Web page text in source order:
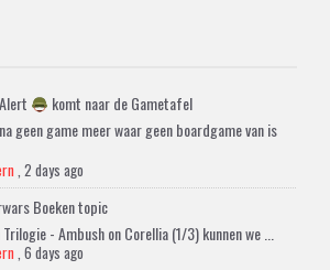
komt naar de Gametafel
geen game meer waar geen boardgame van is
,2 days ago
Boeken topic
- Ambush on Corellia (1/3) kunnen we ...
,6 days ago